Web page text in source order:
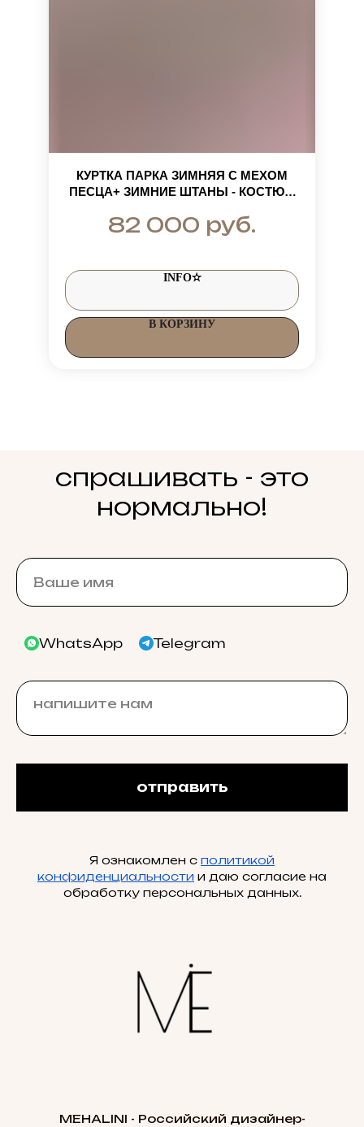
КУРТКА ПАРКА ЗИМНЯЯ С МЕХОМ
ПЕСЦА+ ЗИМНИЕ ШТАНЫ - КОСТЮМ
ГРАДУСОВ
82 000 руб.
INFO✫
В КОРЗИНУ
спрашивать - это
нормально!
WhatsApp Telegram
отправить
Я ознакомлен с политикой
конфиденциальности и даю согласие на
обработку персональных данных.
MEHALINI - Российский дизайнер-